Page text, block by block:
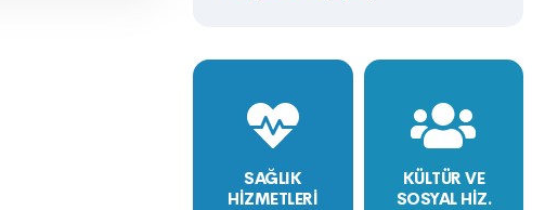
SAĞLIK
HİZMETLERİ
KÜLTÜR VE
SOSYAL HİZ.